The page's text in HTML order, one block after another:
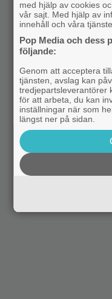
med hjälp av cookies
vår sajt. Med hjälp av
innehåll och våra
Pop Media och dess
följande:
Genom att acceptera
tjänsten, avslag kan
tredjepartsleverantörer
för att arbeta, du kan
inställningar när som
längst ner på sidan.